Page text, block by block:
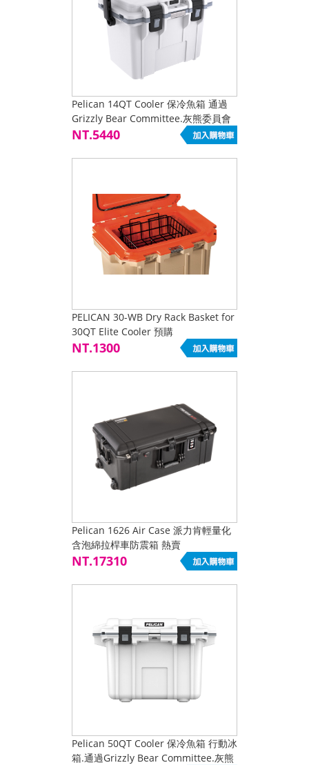
Pelican 14QT Cooler 保冷魚箱 通過
Grizzly Bear Committee.灰熊委員會
認證 銷售NO1
NT.5440
PELICAN 30-WB Dry Rack Basket for
30QT Elite Cooler 預購
NT.1300
Pelican 1626 Air Case 派力肯輕量化
含泡綿拉桿車防震箱 熱賣
NT.17310
Pelican 50QT Cooler 保冷魚箱 行動冰
箱.通過Grizzly Bear Committee.灰熊